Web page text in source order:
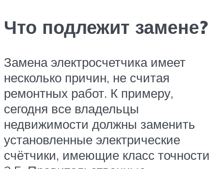
Что подлежит замене?
Замена электросчетчика имеет
несколько причин, не считая
ремонтных работ. К примеру,
сегодня все владельцы
недвижимости должны заменить
установленные электрические
счётчики, имеющие класс точности